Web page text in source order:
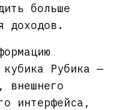
больше
доходов.
Рубика —
внешнего
интерфейса,